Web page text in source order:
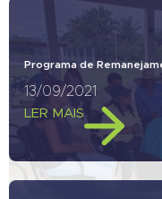
Programa de
13/09/2021
LER MAIS